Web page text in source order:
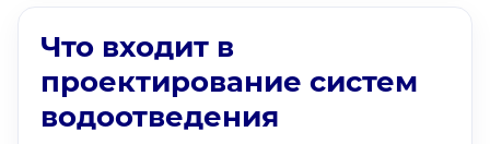
Что входит в
проектирование систем
водоотведения